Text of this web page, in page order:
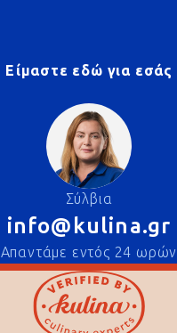
Είμαστε εδώ για εσάς
Σύλβια
info@kulina.gr
Απαντάμε εντός 24 ωρών